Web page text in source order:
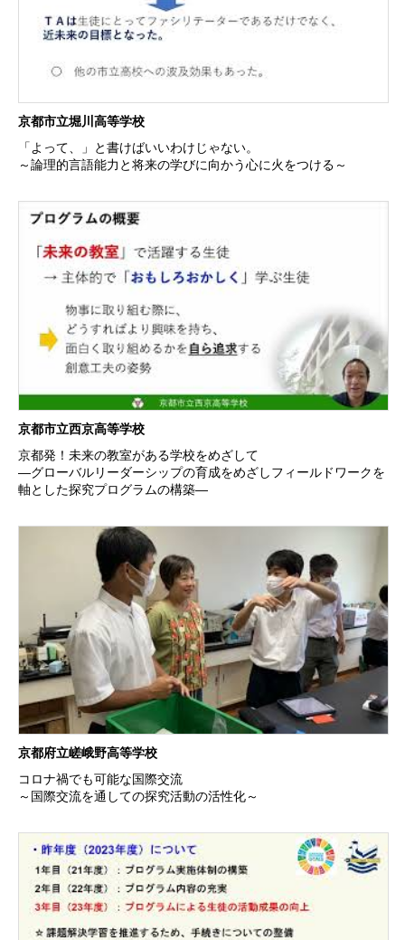
京都市立堀川高等学校
「よって、」と書けばいいわけじゃない。
～論理的言語能力と将来の学びに向かう心に火をつける～
京都市立西京高等学校
京都発！未来の教室がある学校をめざして
―グローバルリーダーシップの育成をめざしフィールドワークを
軸とした探究プログラムの構築―
京都府立嵯峨野高等学校
コロナ禍でも可能な国際交流
～国際交流を通しての探究活動の活性化～